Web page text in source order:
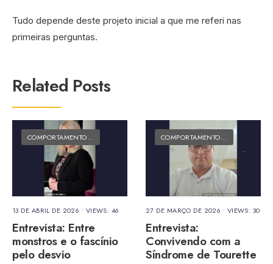
Tudo depende deste projeto inicial a que me referi nas
primeiras perguntas.
Related Posts
COMPORTAMENTO E CULTURA MATÉRIAS DO FOLK
13 DE ABRIL DE 2026 • VIEWS: 46
Entrevista: Entre
monstros e o fascínio
pelo desvio
COMPORTAMENTO E CULTURA
27 DE MARÇO DE 2026 • VIEWS: 30
Entrevista:
Convivendo com a
Síndrome de Tourette